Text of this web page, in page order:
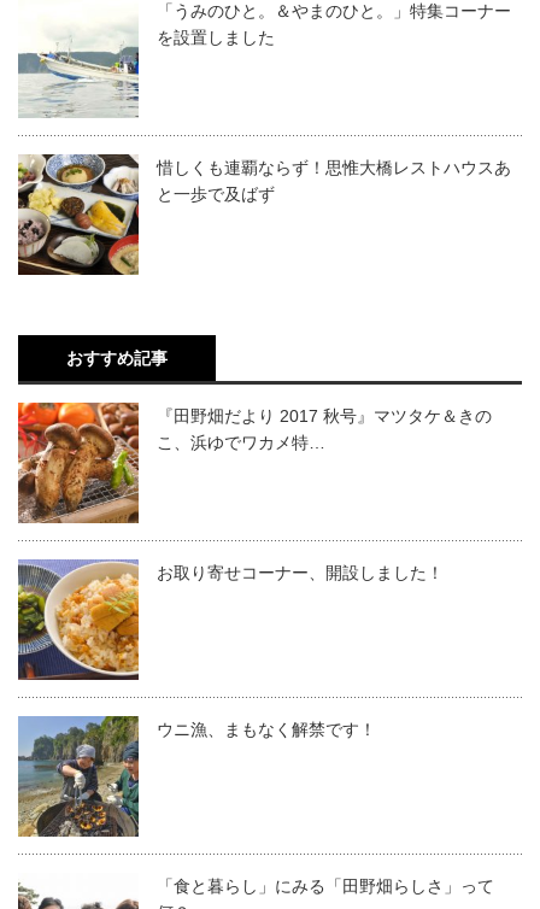
「うみのひと。＆やまのひと。」特集コーナー
を設置しました
惜しくも連覇ならず！思惟大橋レストハウスあ
と一歩で及ばず
おすすめ記事
『田野畑だより 2017 秋号』マツタケ＆きの
こ、浜ゆでワカメ特…
お取り寄せコーナー、開設しました！
ウニ漁、まもなく解禁です！
「食と暮らし」にみる「田野畑らしさ」って